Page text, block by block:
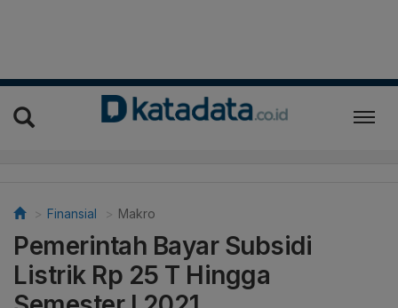
Finansial Makro
Pemerintah Bayar Subsidi
Listrik Rp 25 T Hingga